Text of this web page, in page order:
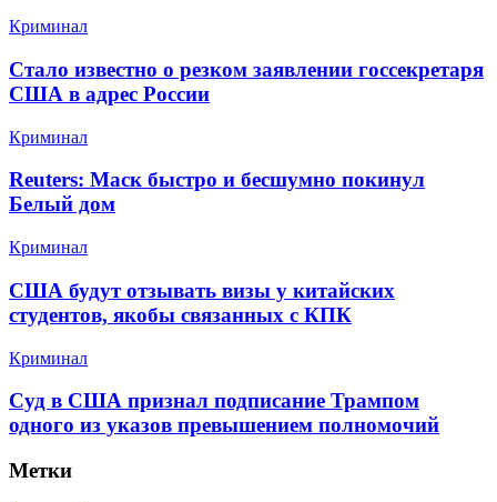
Криминал
Стало известно о резком заявлении госсекретаря
США в адрес России
Криминал
Reuters: Маск быстро и бесшумно покинул
Белый дом
Криминал
США будут отзывать визы у китайских
студентов, якобы связанных с КПК
Криминал
Суд в США признал подписание Трампом
одного из указов превышением полномочий
Метки